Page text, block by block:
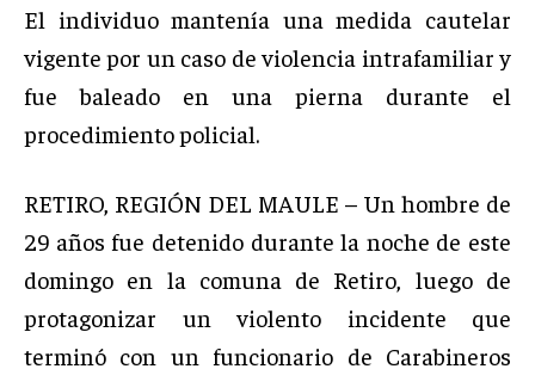
El individuo mantenía una medida cautelar
vigente por un caso de violencia intrafamiliar y
fue baleado en una pierna durante el
procedimiento policial.
RETIRO, REGIÓN DEL MAULE – Un hombre de
29 años fue detenido durante la noche de este
domingo en la comuna de Retiro, luego de
protagonizar un violento incidente que
terminó con un funcionario de Carabineros